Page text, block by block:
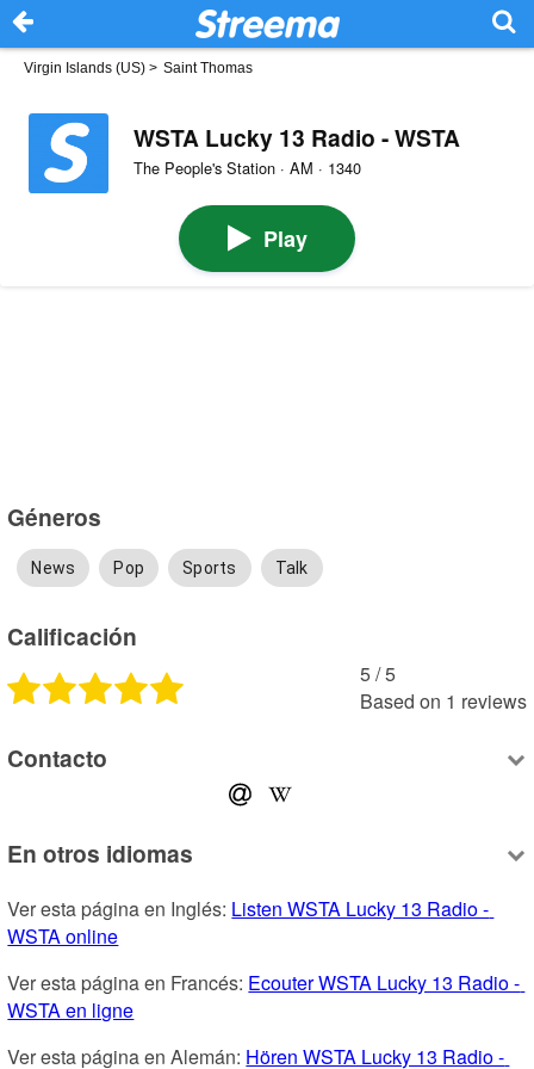
Virgin Islands (US) > Saint Thomas
WSTA Lucky 13 Radio - WSTA
The People's Station · AM · 1340
Play
Géneros
News Pop Sports Talk
Calificación
5 /5
Based on 1 reviews
Contacto
En otros idiomas
Ver esta página en Inglés: Listen WSTA Lucky 13 Radio -
WSTA online
Ver esta página en Francés: Ecouter WSTA Lucky 13 Radio -
WSTA en ligne
Ver esta página en Alemán: Hören WSTA Lucky 13 Radio -